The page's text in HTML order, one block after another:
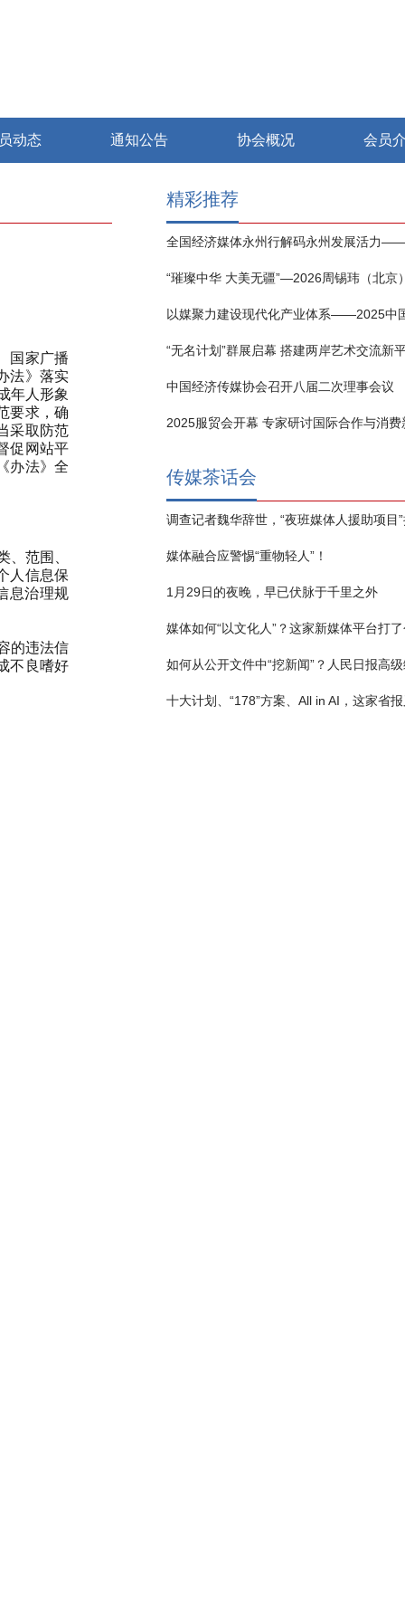
动态 通知公告 协会概况 会员
国家广播
法》落实
年人形象
要求，确
采取防范
促网站平
办法》全
范围、
人信息保
息治理规
的违法信
不良嗜好
精彩推荐
“无名计划”群展启幕 搭建两岸艺术交流新
中国经济传媒协会召开八届二次理事会议
2025服贸会开幕 专家研讨国际合作与消费
传媒茶话会
媒体融合应警惕“重物轻人”！
1月29日的夜晚，早已伏脉于千里之外
媒体如何“以文化人”？这家新媒体平台打